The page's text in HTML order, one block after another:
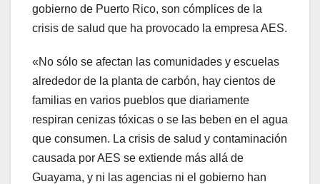
gobierno de Puerto Rico, son cómplices de la
crisis de salud que ha provocado la empresa AES.
«No sólo se afectan las comunidades y escuelas
alrededor de la planta de carbón, hay cientos de
familias en varios pueblos que diariamente
respiran cenizas tóxicas o se las beben en el agua
que consumen. La crisis de salud y contaminación
causada por AES se extiende más allá de
Guayama, y ni las agencias ni el gobierno han